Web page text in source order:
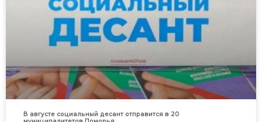
В августе социальный десант отправится в 20